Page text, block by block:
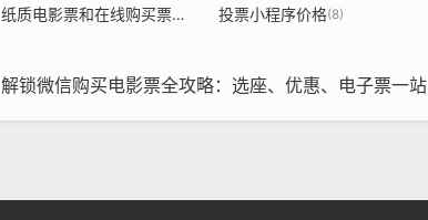
纸质电影票和在线购买票价不一样 (8)
投票小程序价格(8)
解锁微信购买电影票全攻略：选座、优惠、电子票一站式解析【附近电影院】